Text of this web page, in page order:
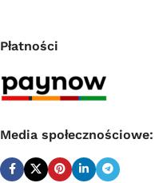
Płatności
Media społecznościowe: